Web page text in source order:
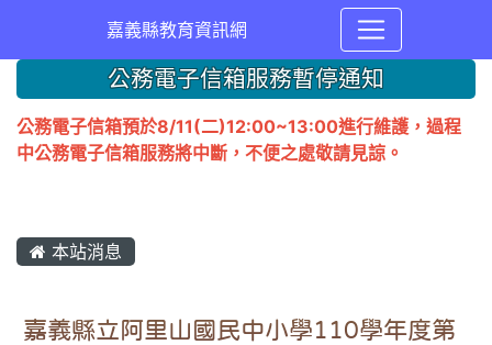
嘉義縣教育資訊網
公務電子信箱服務暫停通知
公務電子信箱預於8/11(二)12:00~13:00進行維護，過程
中公務電子信箱服務將中斷，不便之處敬請見諒。
本站消息
嘉義縣立阿里山國民中小學110學年度第